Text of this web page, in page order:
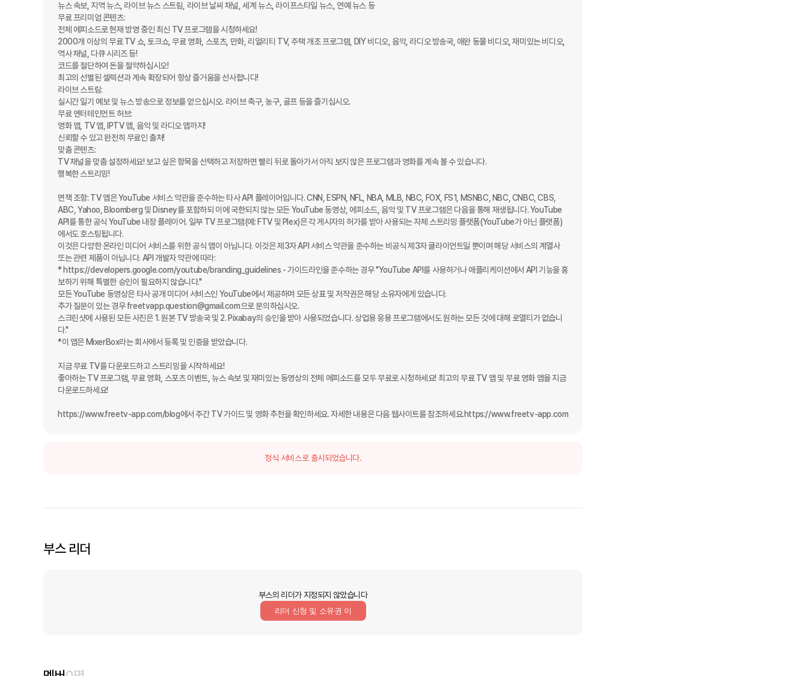
뉴스 속보, 지역 뉴스, 라이브 뉴스 스트림, 라이브 날씨 채널, 세계 뉴스, 라이프스타일 뉴스, 연예 뉴스 등
무료 프리미엄 콘텐츠:
전체 에피소드로 현재 방영 중인 최신 TV 프로그램을 시청하세요!
2000개 이상의 무료 TV 쇼, 토크쇼, 무료 영화, 스포츠, 만화, 리얼리티 TV, 주택 개조 프로그램, DIY 비디오, 음악, 라디오 방송국, 애완 동물 비디오, 재미있는 비디오,
역사 채널, 다큐 시리즈 등!
코드를 절단하여 돈을 절약하십시오!
최고의 선별된 셀렉션과 계속 확장되어 항상 즐거움을 선사합니다!
라이브 스트림:
실시간 일기 예보 및 뉴스 방송으로 정보를 얻으십시오. 라이브 축구, 농구, 골프 등을 즐기십시오.
무료 엔터테인먼트 허브:
영화 앱, TV 앱, IPTV 앱, 음악 및 라디오 앱까지!
신뢰할 수 있고 완전히 무료인 출처!
맞춤 콘텐츠:
TV 채널을 맞춤 설정하세요! 보고 싶은 항목을 선택하고 저장하면 빨리 뒤로 돌아가서 아직 보지 않은 프로그램과 영화를 계속 볼 수 있습니다.
행복한 스트리밍!
면책 조항: TV 앱은 YouTube 서비스 약관을 준수하는 타사 API 플레이어입니다. CNN, ESPN, NFL, NBA, MLB, NBC, FOX, FS1, MSNBC, NBC, CNBC, CBS,
ABC, Yahoo, Bloomberg 및 Disney를 포함하되 이에 국한되지 않는 모든 YouTube 동영상, 에피소드, 음악 및 TV 프로그램은 다음을 통해 재생됩니다. YouTube
API를 통한 공식 YouTube 내장 플레이어. 일부 TV 프로그램(예: FTV 및 Plex)은 각 게시자의 허가를 받아 사용되는 자체 스트리밍 플랫폼(YouTube가 아닌 플랫폼)
에서도 호스팅됩니다.
이것은 다양한 온라인 미디어 서비스를 위한 공식 앱이 아닙니다. 이것은 제3자 API 서비스 약관을 준수하는 비공식 제3자 클라이언트일 뿐이며 해당 서비스의 계열사
또는 관련 제품이 아닙니다. API 개발자 약관에 따라:
* https://developers.google.com/youtube/branding_guidelines - 가이드라인을 준수하는 경우 "YouTube API를 사용하거나 애플리케이션에서 API 기능을 홍
보하기 위해 특별한 승인이 필요하지 않습니다."
모든 YouTube 동영상은 타사 공개 미디어 서비스인 YouTube에서 제공하며 모든 상표 및 저작권은 해당 소유자에게 있습니다.
추가 질문이 있는 경우 freetvapp.question@gmail.com으로 문의하십시오.
스크린샷에 사용된 모든 사진은 1. 원본 TV 방송국 및 2. Pixabay의 승인을 받아 사용되었습니다. 상업용 응용 프로그램에서도 원하는 모든 것에 대해 로열티가 없습니
다."
*이 앱은 MixerBox라는 회사에서 등록 및 인증을 받았습니다.
지금 무료 TV를 다운로드하고 스트리밍을 시작하세요!
좋아하는 TV 프로그램, 무료 영화, 스포츠 이벤트, 뉴스 속보 및 재미있는 동영상의 전체 에피소드를 모두 무료로 시청하세요! 최고의 무료 TV 앱 및 무료 영화 앱을 지금
다운로드하세요!
https://www.freetv-app.com/blog에서 주간 TV 가이드 및 영화 추천을 확인하세요. 자세한 내용은 다음 웹사이트를 참조하세요.https://www.freetv-app.com
정식 서비스로 출시되었습니다.
부스 리더
부스의 리더가 지정되지 않았습니다
리더 신청 및 소유권 이